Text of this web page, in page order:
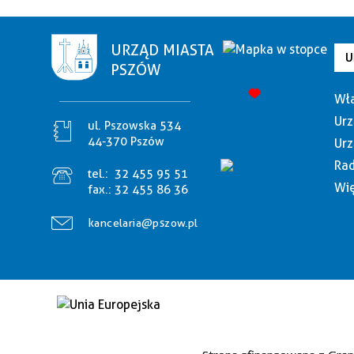
URZĄD MIASTA
PSZÓW
ul. Pszowska 534
44-370 Pszów
tel.: 32 455 95 51
fax.: 32 455 86 36
kancelaria@pszow.pl